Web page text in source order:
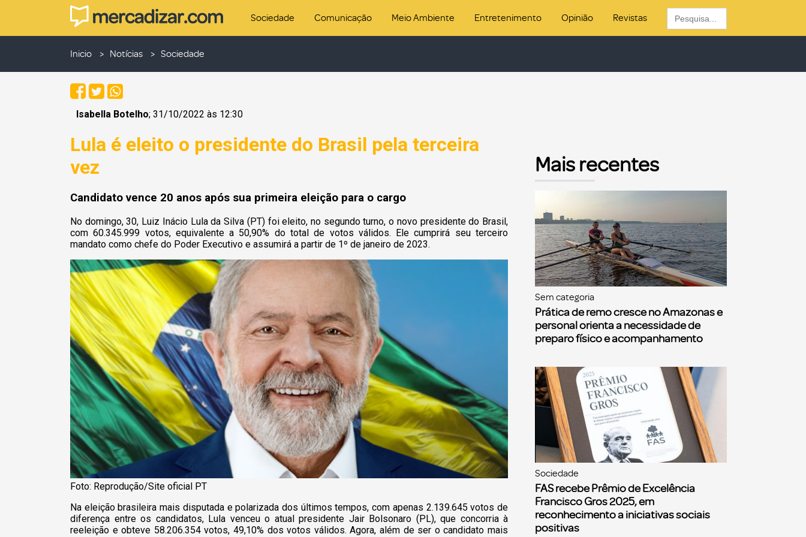
Sociedade Comunicação Meio Ambiente Entretenimento Opinião Revistas
Search
for:
Inicio Notícias Sociedade
Isabella Botelho; 31/10/2022 às 12:30
Lula é eleito o presidente do Brasil pela terceira
vez
Candidato vence 20 anos após sua primeira eleição para o cargo
No domingo, 30, Luiz Inácio Lula da Silva (PT) foi eleito, no segundo turno, o novo presidente do Brasil,
com 60.345.999 votos, equivalente a 50,90% do total de votos válidos. Ele cumprirá seu terceiro
mandato como chefe do Poder Executivo e assumirá a partir de 1º de janeiro de 2023.
Foto: Reprodução/Site oficial PT
Na eleição brasileira mais disputada e polarizada dos últimos tempos, com apenas 2.139.645 votos de
diferença entre os candidatos, Lula venceu o atual presidente Jair Bolsonaro (PL), que concorria à
reeleição e obteve 58.206.354 votos, 49,10% dos votos válidos. Agora, além de ser o candidato mais
Mais recentes
Sem categoria
Prática de remo cresce no Amazonas e
personal orienta a necessidade de
preparo físico e acompanhamento
Sociedade
FAS recebe Prêmio de Excelência
Francisco Gros 2025, em
reconhecimento a iniciativas sociais
positivas